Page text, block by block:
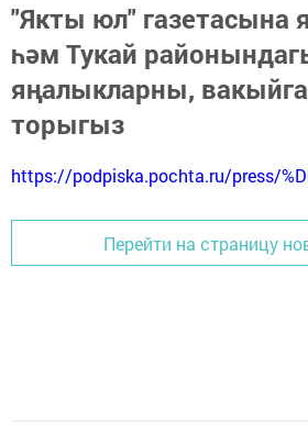
"Якты юл" газетасына
һәм Тукай
яңалыкларны,
торыгыз
https://podpiska.pochta.ru/press/
Перейти на страницу